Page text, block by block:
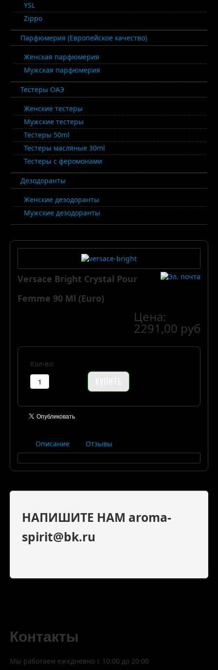
YSL
Zippo
Парфюмерия (Европейское качество)
Женская парфюмерия
Мужская парфюмерия
Тестеры ОАЭ
Женские тестеры
Мужские тестеры
Тестеры 50ml
Тестеры масляные 30ml
Тестеры с феромонами
Дезодоранты
Женские дезодоранты
Мужские дезодоранты
Versace Bright Crystal Pour
Femme 90 Ml (Euro)
Цена:
2291,00 руб
Кол-во:
Описание Отзывы
НАПИШИТЕ НАМ aroma-
spirit@bk.ru
Контакты
Мы работаем ежедневно с 10:00 до 20:00